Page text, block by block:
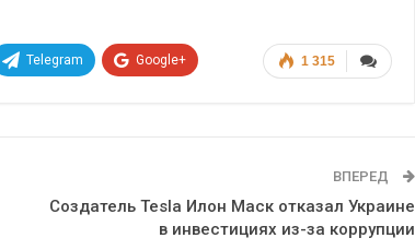
1 315
Telegram Google+
ВПЕРЕД
Создатель Tesla Илон Маск отказал Украине
в инвестициях из-за коррупции